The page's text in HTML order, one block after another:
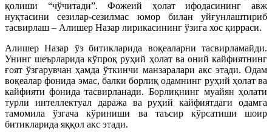
қолиши “чўчитади”. Фожеий ҳолат ифодасининг авж
нуқтасини сезилар-сезилмас юмор билан уйғунлаштириб
тасвирлаш – Алишер Назар лирикасининг ўзига хос қирраси.
Алишер Назар ўз битикларида воқеаларни тасвирламайди.
Унинг шеърларида кўпроқ руҳий ҳолат ва оний кайфиятнинг
ғоят ўзгарувчан ҳамда ўткинчи манзаралари акс этади. Одам
воқеалар фонида эмас, балки борлиқ одамнинг руҳий ҳолат ва
кайфияти фонида тасвирланади. Борлиқнинг муайян ҳолати
турли интеллектуал даража ва руҳий кайфиятдаги одамга
тамомила ўзгача кўриниши ва таъсир кўрсатиши шоир
битикларида яққол акс этади.